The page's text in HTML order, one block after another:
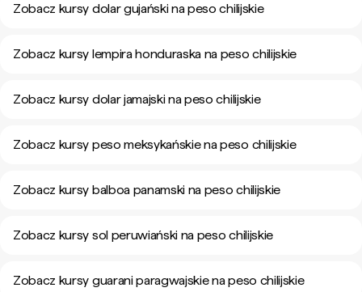
Zobacz kursy dolar gujański na peso chilijskie
Zobacz kursy lempira honduraska na peso chilijskie
Zobacz kursy dolar jamajski na peso chilijskie
Zobacz kursy peso meksykańskie na peso chilijskie
Zobacz kursy balboa panamski na peso chilijskie
Zobacz kursy sol peruwiański na peso chilijskie
Zobacz kursy guarani paragwajskie na peso chilijskie